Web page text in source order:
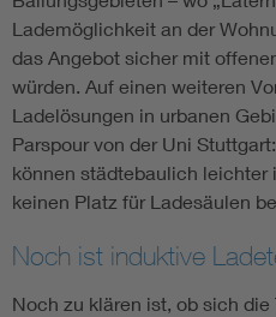
Lademöglichkeit an der
das Angebot sicher mit
würden. Auf einen weiteren
Ladelösungen in urbanen
Parspour von der Uni
können städtebaulich leichter
keinen Platz für Ladesäulen
Noch ist induktive
Noch zu klären ist, ob sich